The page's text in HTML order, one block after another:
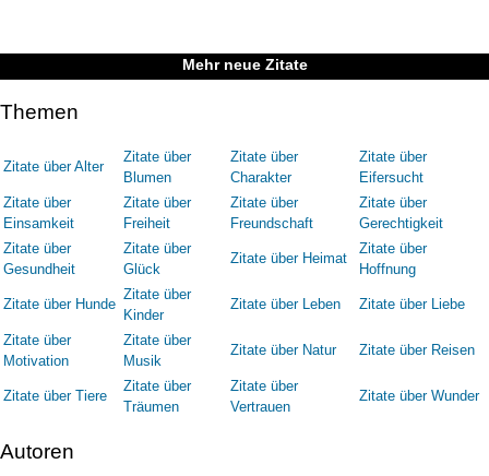
Mehr neue Zitate
Themen
Zitate über Alter
Zitate über
Blumen
Zitate über
Charakter
Zitate über
Eifersucht
Zitate über
Einsamkeit
Zitate über
Freiheit
Zitate über
Freundschaft
Zitate über
Gerechtigkeit
Zitate über
Gesundheit
Zitate über
Glück
Zitate über Heimat
Zitate über
Hoffnung
Zitate über Hunde
Zitate über
Kinder
Zitate über Leben Zitate über Liebe
Zitate über
Motivation
Zitate über
Musik
Zitate über Natur Zitate über Reisen
Zitate über Tiere
Zitate über
Träumen
Zitate über
Vertrauen
Zitate über Wunder
Autoren